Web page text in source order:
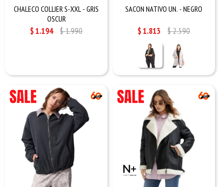
CHALECO COLLIER S-XXL - GRIS
OSCUR
$1.194 $1.990
SACON NATIVO UN. - NEGRO
$1.813 $2.590